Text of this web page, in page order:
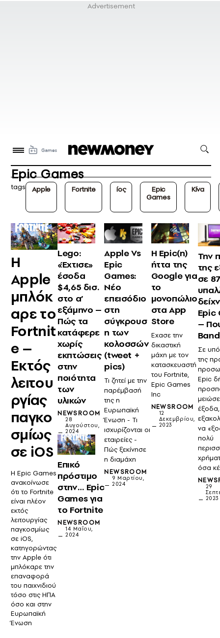
Epic Games
tags Apple Fortnite ίος
Epic
Games
Κίνα
Η
Apple
μπλόκ
αρε το
Fortnit
e –
Εκτός
λειτου
ργίας
παγκο
σμίως
σε iOS
Η Epic Games
ανακοίνωσε
ότι το Fortnite
είναι πλέον
εκτός
λειτουργίας
παγκοσμίως
σε iOS,
κατηγορώντας
την Apple ότι
μπλόκαρε την
επαναφορά
του παιχνιδιού
τόσο στις ΗΠΑ
όσο και στην
Ευρωπαϊκή
Ένωση
Lego:
«Έχτισε»
έσοδα
$4,65 δισ.
στο α’
εξάμηνο –
Πώς τα
κατάφερε
χωρίς
εκπτώσεις
στην
ποιότητα
των
υλικών
NEWSROOM
28
Αυγούστου,
2024
Επικό
πρόστιμο
στην… Epic
Games για
το Fortnite
NEWSROOM
14 Μαΐου,
2024
Apple Vs
Epic
Games:
Νέο
επεισόδιο
στη
σύγκρουσ
η των
κολοσσών
(tweet +
pics)
Τι ζητεί με την
παρέμβασή
της η
Ευρωπαϊκή
Ένωση - Τι
ισχυρίζονται οι
εταιρείες -
Πώς ξεκίνησε
η διαμάχη
NEWSROOM
9 Μαρτίου,
2024
Η Epic(η)
ήττα της
Google για
το
μονοπώλιο
στα App
Store
Εχασε την
δικαστική
μάχη με τον
κατασκευαστή
του Fortnite,
Epic Games
Inc
NEWSROOM
12
Δεκεμβρίου,
2023
Την
της
σε
Epic
–
Σε
της
Epic
να
πολύ
όσα
29
2023